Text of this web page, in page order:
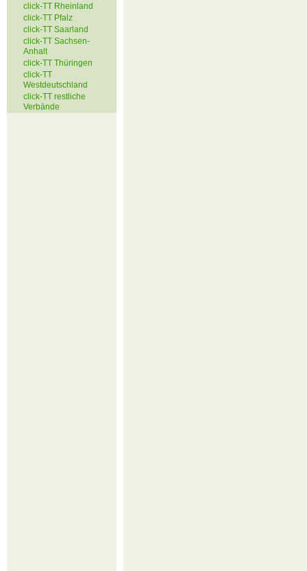
click-TT Rheinland
click-TT Pfalz
click-TT Saarland
click-TT Sachsen-
Anhalt
click-TT Thüringen
click-TT
Westdeutschland
click-TT restliche
Verbände